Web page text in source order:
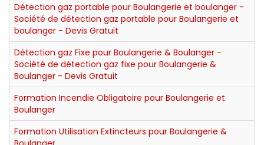
Détection gaz portable pour Boulangerie et boulanger -
Société de détection gaz portable pour Boulangerie et
boulanger - Devis Gratuit
Détection gaz Fixe pour Boulangerie & Boulanger -
Société de détection gaz fixe pour Boulangerie &
Boulanger - Devis Gratuit
Formation Incendie Obligatoire pour Boulangerie et
Boulanger
Formation Utilisation Extincteurs pour Boulangerie &